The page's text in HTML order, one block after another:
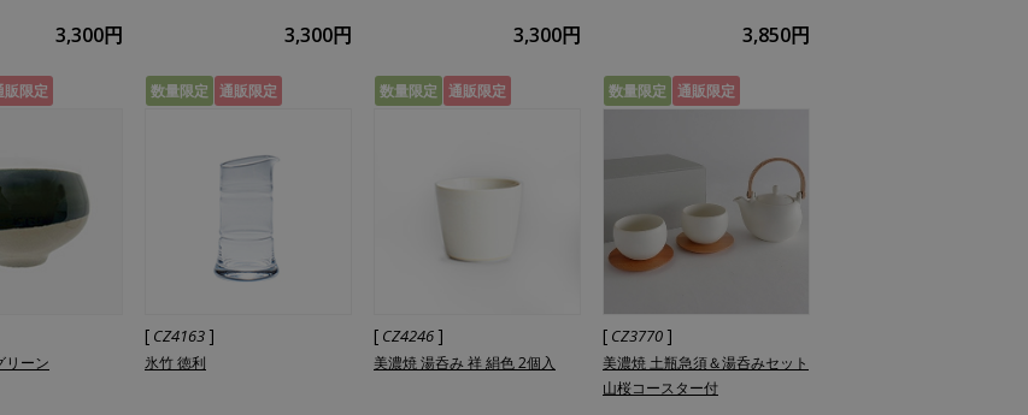
3,300円 3,300円 3,300円 3,850円
販限定
リーン
数量限定 通販限定
[ CZ4163 ]
氷竹 徳利
数量限定 通販限定
[ CZ4246 ]
美濃焼 湯呑み 祥 絹色 2個入
数量限定 通販限定
[ CZ3770 ]
美濃焼 土瓶急須＆湯呑みセット
山桜コースター付